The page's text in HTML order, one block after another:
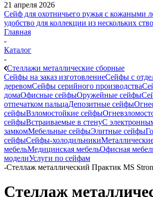
21 апреля 2026
Сейф для охотничьего ружья с кожаными
удобство для коллекции из нескольких
Главная
-
Каталог
-
Стеллажи металлические сборные
Сейфы на заказ изготовлениеСейфы с
деревомСейфы серийного производства
домаОфисные сейфыОружейные сейфы
отпечатком пальцаДепозитные сейфы
сейфыВзломостойкие сейфы
сейфыВстраиваемые в стенуС
замкомМебельные сейфыЭлитные сейфы
сейфыСейфы-холодильники
мебельМедицинская мебельОфисная
моделиУслуги по сейфам
-Стеллаж металлический Практик MS
Стеллаж